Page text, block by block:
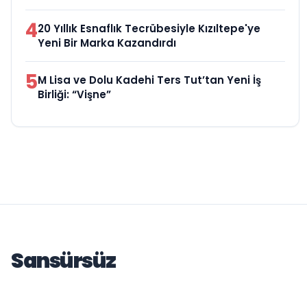
420 Yıllık Esnaflık Tecrübesiyle Kızıltepe'ye
Yeni Bir Marka Kazandırdı
5M Lisa ve Dolu Kadehi Ters Tut’tan Yeni İş
Birliği: “Vişne”
Sansürsüz